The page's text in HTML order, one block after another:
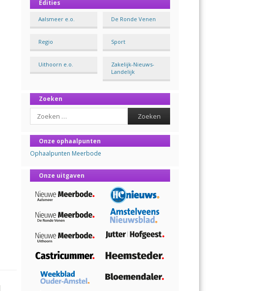
Edities
Aalsmeer e.o. De Ronde Venen
Regio Sport
Uithoorn e.o.
Zakelijk-Nieuws-
Landelijk
Zoeken
Search
Onze ophaalpunten
Ophaalpunten Meerbode
Onze uitgaven